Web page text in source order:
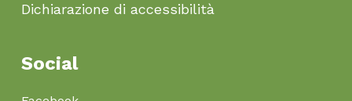
Dichiarazione di accessibilità
Social